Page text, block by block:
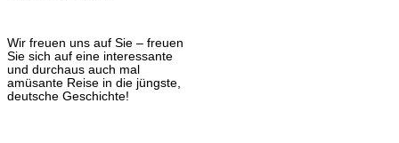
Wir freuen uns auf Sie – freuen
Sie sich auf eine interessante
und durchaus auch mal
amüsante Reise in die jüngste,
deutsche Geschichte!